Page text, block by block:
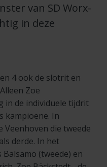
van SD Worx-
in deze
4 ook de slotrit en
Zoe
in de individuele tijdrit
kampioene. In
Veenhoven die tweede
derde. In het
(tweede) en